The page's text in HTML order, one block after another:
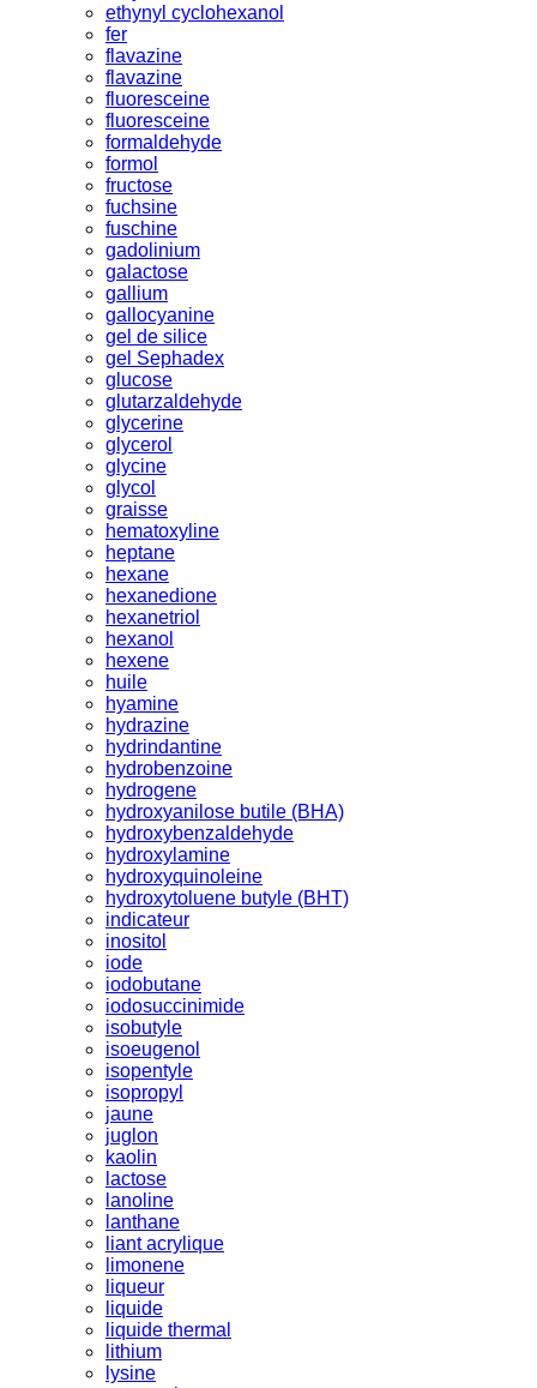
ethynyl cyclohexanol
fer
flavazine
flavazine
fluoresceine
fluoresceine
formaldehyde
formol
fructose
fuchsine
fuschine
gadolinium
galactose
gallium
gallocyanine
gel de silice
gel Sephadex
glucose
glutarzaldehyde
glycerine
glycerol
glycine
glycol
graisse
hematoxyline
heptane
hexane
hexanedione
hexanetriol
hexanol
hexene
huile
hyamine
hydrazine
hydrindantine
hydrobenzoine
hydrogene
hydroxyanilose butile (BHA)
hydroxybenzaldehyde
hydroxylamine
hydroxyquinoleine
hydroxytoluene butyle (BHT)
indicateur
inositol
iode
iodobutane
iodosuccinimide
isobutyle
isoeugenol
isopentyle
isopropyl
jaune
juglon
kaolin
lactose
lanoline
lanthane
liant acrylique
limonene
liqueur
liquide
liquide thermal
lithium
lysine